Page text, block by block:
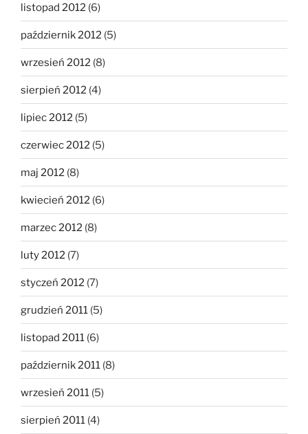
listopad 2012 (6)
październik 2012 (5)
wrzesień 2012 (8)
sierpień 2012 (4)
lipiec 2012 (5)
czerwiec 2012 (5)
maj 2012 (8)
kwiecień 2012 (6)
marzec 2012 (8)
luty 2012 (7)
styczeń 2012 (7)
grudzień 2011 (5)
listopad 2011 (6)
październik 2011 (8)
wrzesień 2011 (5)
sierpień 2011 (4)